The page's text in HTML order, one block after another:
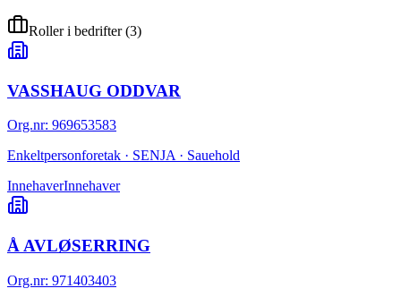
Roller i bedrifter(3)
VASSHAUG ODDVAR
Org.nr: 969653583
Enkeltpersonforetak · SENJA · Sauehold
InnehaverInnehaver
Å AVLØSERRING
Org.nr: 971403403